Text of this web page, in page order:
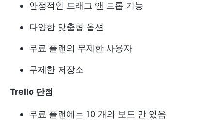
안정적인 드래그 앤 드롭 기능
다양한 맞춤형 옵션
무료 플랜의 무제한 사용자
무제한 저장소
Trello 단점
무료 플랜에는 10 개의 보드 만 있음